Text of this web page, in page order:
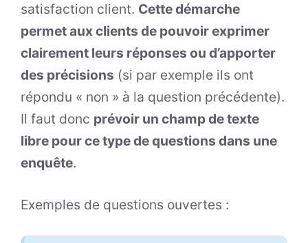
satisfaction client. Cette démarche
permet aux clients de pouvoir exprimer
clairement leurs réponses ou d’apporter
des précisions (si par exemple ils ont
répondu « non » à la question précédente).
Il faut donc prévoir un champ de texte
libre pour ce type de questions dans une
enquête.
Exemples de questions ouvertes :